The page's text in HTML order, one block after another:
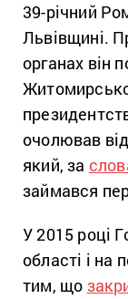
39-річний
Львівщині.
органах він
очолював
який, за
займався
У 2015 році
області і на
тим, що